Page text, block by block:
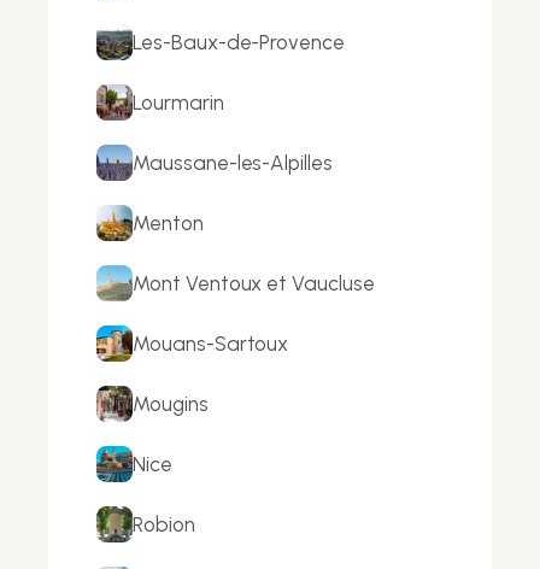
Les-Baux-de-Provence
Lourmarin
Maussane-les-Alpilles
Menton
Mont Ventoux et Vaucluse
Mouans-Sartoux
Mougins
Nice
Robion